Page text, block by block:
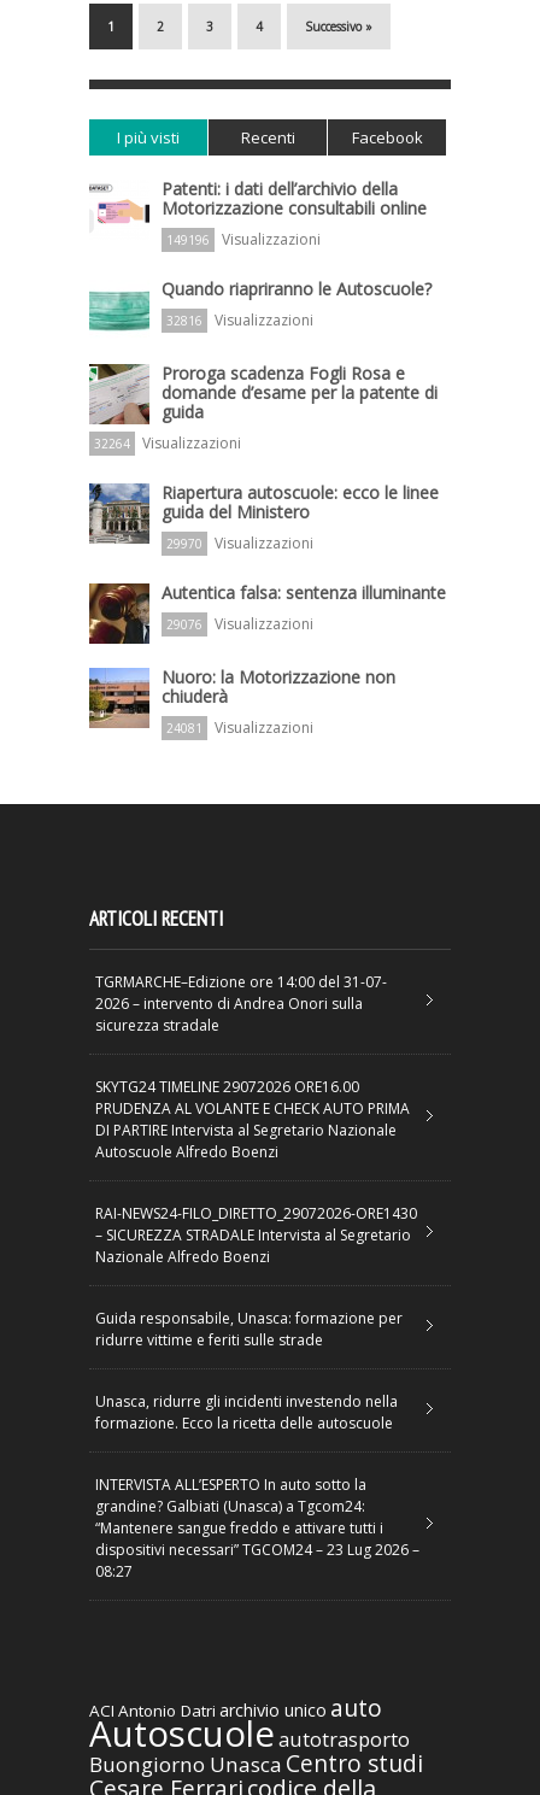
1 2 3 4 Successivo »
I più visti Recenti Facebook
Patenti: i dati dell’archivio della
Motorizzazione consultabili online
149196 Visualizzazioni
Quando riapriranno le Autoscuole?
32816 Visualizzazioni
Proroga scadenza Fogli Rosa e
domande d’esame per la patente di
guida
32264 Visualizzazioni
Riapertura autoscuole: ecco le linee
guida del Ministero
29970 Visualizzazioni
Autentica falsa: sentenza illuminante
29076 Visualizzazioni
Nuoro: la Motorizzazione non
chiuderà
24081 Visualizzazioni
ARTICOLI RECENTI
TGRMARCHE–Edizione ore 14:00 del 31-07-
2026 – intervento di Andrea Onori sulla
sicurezza stradale
SKYTG24 TIMELINE 29072026 ORE16.00
PRUDENZA AL VOLANTE E CHECK AUTO PRIMA
DI PARTIRE Intervista al Segretario Nazionale
Autoscuole Alfredo Boenzi
RAI-NEWS24-FILO_DIRETTO_29072026-ORE1430
– SICUREZZA STRADALE Intervista al Segretario
Nazionale Alfredo Boenzi
Guida responsabile, Unasca: formazione per
ridurre vittime e feriti sulle strade
Unasca, ridurre gli incidenti investendo nella
formazione. Ecco la ricetta delle autoscuole
INTERVISTA ALL’ESPERTO In auto sotto la
grandine? Galbiati (Unasca) a Tgcom24:
“Mantenere sangue freddo e attivare tutti i
dispositivi necessari” TGCOM24 – 23 Lug 2026 –
08:27
ACI Antonio Datri archivio unico auto
Autoscuoleautotrasporto
Buongiorno Unasca Centro studi
Cesare Ferraricodice della